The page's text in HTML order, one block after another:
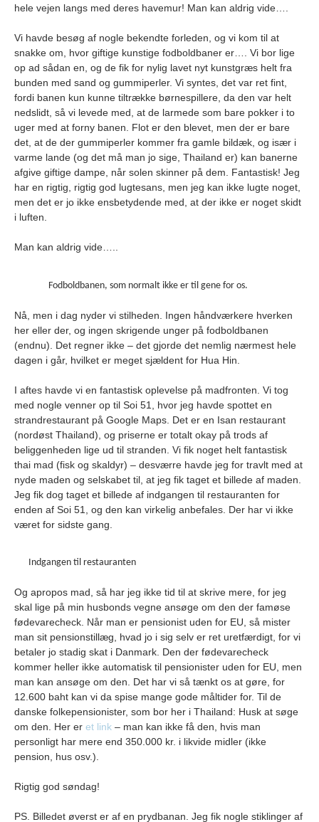
hele vejen langs med deres havemur! Man kan aldrig vide….
Vi havde besøg af nogle bekendte forleden, og vi kom til at
snakke om, hvor giftige kunstige fodboldbaner er…. Vi bor lige
op ad sådan en, og de fik for nylig lavet nyt kunstgræs helt fra
bunden med sand og gummiperler. Vi syntes, det var ret fint,
fordi banen kun kunne tiltrække børnespillere, da den var helt
nedslidt, så vi levede med, at de larmede som bare pokker i to
uger med at forny banen. Flot er den blevet, men der er bare
det, at de der gummiperler kommer fra gamle bildæk, og især i
varme lande (og det må man jo sige, Thailand er) kan banerne
afgive giftige dampe, når solen skinner på dem. Fantastisk! Jeg
har en rigtig, rigtig god lugtesans, men jeg kan ikke lugte noget,
men det er jo ikke ensbetydende med, at der ikke er noget skidt
i luften.
Man kan aldrig vide…..
Fodboldbanen, som normalt ikke er til gene for os.
Nå, men i dag nyder vi stilheden. Ingen håndværkere hverken
her eller der, og ingen skrigende unger på fodboldbanen
(endnu). Det regner ikke – det gjorde det nemlig nærmest hele
dagen i går, hvilket er meget sjældent for Hua Hin.
I aftes havde vi en fantastisk oplevelse på madfronten. Vi tog
med nogle venner op til Soi 51, hvor jeg havde spottet en
strandrestaurant på Google Maps. Det er en Isan restaurant
(nordøst Thailand), og priserne er totalt okay på trods af
beliggenheden lige ud til stranden. Vi fik noget helt fantastisk
thai mad (fisk og skaldyr) – desværre havde jeg for travlt med at
nyde maden og selskabet til, at jeg fik taget et billede af maden.
Jeg fik dog taget et billede af indgangen til restauranten for
enden af Soi 51, og den kan virkelig anbefales. Der har vi ikke
været for sidste gang.
Indgangen til restauranten
Og apropos mad, så har jeg ikke tid til at skrive mere, for jeg
skal lige på min husbonds vegne ansøge om den der famøse
fødevarecheck. Når man er pensionist uden for EU, så mister
man sit pensionstillæg, hvad jo i sig selv er ret uretfærdigt, for vi
betaler jo stadig skat i Danmark. Den der fødevarecheck
kommer heller ikke automatisk til pensionister uden for EU, men
man kan ansøge om den. Det har vi så tænkt os at gøre, for
12.600 baht kan vi da spise mange gode måltider for. Til de
danske folkepensionister, som bor her i Thailand: Husk at søge
om den. Her er et link – man kan ikke få den, hvis man
personligt har mere end 350.000 kr. i likvide midler (ikke
pension, hus osv.).
Rigtig god søndag!
PS. Billedet øverst er af en prydbanan. Jeg fik nogle stiklinger af